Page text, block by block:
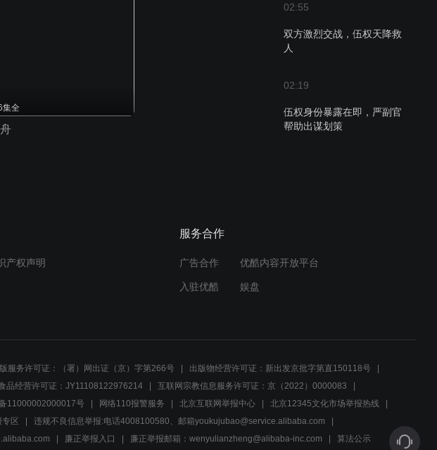
02:55
双方激烈交战，伍权天降救
人
02:19
伍权身份暴露在即，严副官
帮助出谋划策
为掩护二嘎，赵书记欲与程
02:42
绥芬河斗争形势复杂，伍权
制定新计划
集全
产权声明
服务合作
广告合作 优酷内容开放平台
入驻优酷 娱盘
服务许可证：（署）网出证（京）字第266号
出版物经营许可证：新出发京批字第直150118号
品经营许可证：JY11108122976214
互联网宗教信息服务许可证：京（2022）0000083
11000002000017号 网络110报警服务 北京互联网举报中心
北京12345文化市场举报热线
区
违规不良信息举报:电话4008100580、邮箱youkujubao@service.alibaba.com
廉正举报入口 廉正举报邮箱：wenyulianzheng@alibaba-inc.com 算法公示